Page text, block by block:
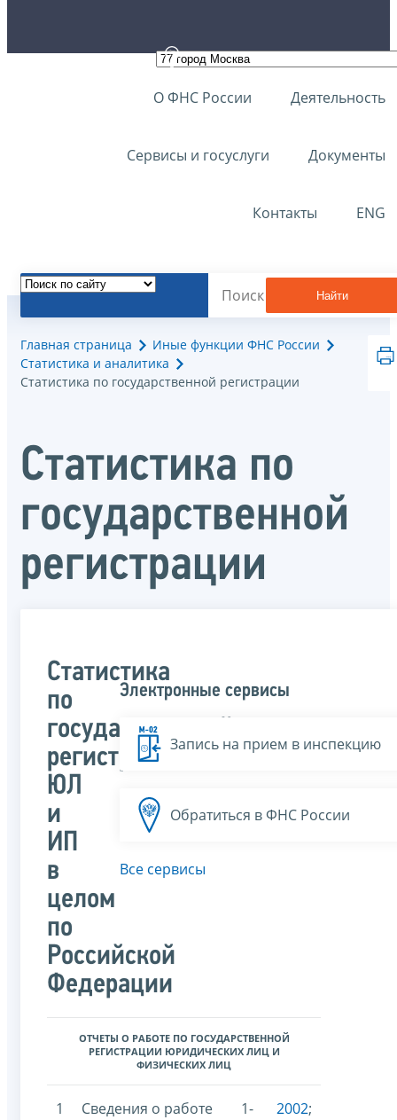
О ФНС России Деятельность
Сервисы и госуслуги Документы
Контакты ENG
Найти
Главная страница
Иные функции ФНС России
Статистика и аналитика
Статистика по государственной регистрации
Статистика по
государственной
регистрации
Статистика
по
государственной
регистрации
ЮЛ
и
ИП
в
целом
по
Российской
Федерации
ОТЧЕТЫ О РАБОТЕ ПО ГОСУДАРСТВЕННОЙ
РЕГИСТРАЦИИ ЮРИДИЧЕСКИХ ЛИЦ И
ФИЗИЧЕСКИХ ЛИЦ
1
Сведения о работе
1-
2002;
Электронные сервисы
Запись на прием в инспекцию
Обратиться в ФНС России
Все сервисы